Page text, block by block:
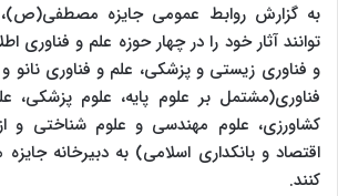
به گزارش روابط عمومی جایزه
توانند آثار خود را در چهار حوزه علم و فناوری
و فناوری زیستی و پزشکی، علم و فناوری نانو
فناوری(مشتمل بر علوم پایه، علوم پزشکی،
کشاورزی، علوم مهندسی و علوم شناختی و
اقتصاد و بانکداری اسلامی) به دبیرخانه
کنند.